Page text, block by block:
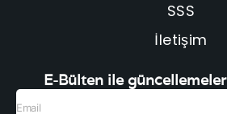
SSS
İletişim
E-Bülten ile